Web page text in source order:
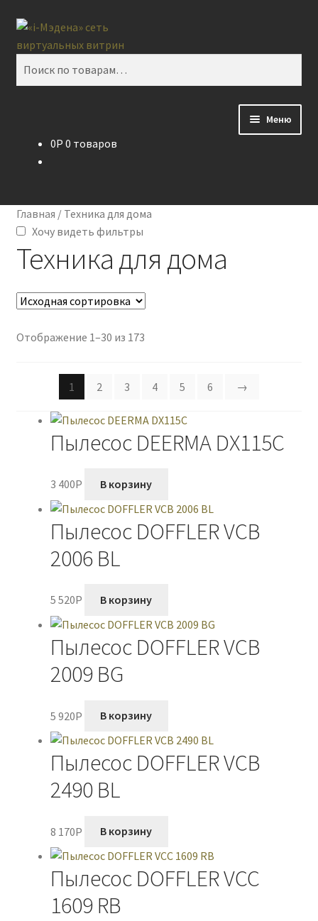
Перейти
к
Перейти
к
Поиск
Меню
Контакты
0P 0 товаров
Главная / Техника для дома
Хочу видеть фильтры
Техника для дома
Отображение 1–30 из 173
1 2 3 4 5 6 →
Пылесос DEERMA DX115C
3 400P В корзину
Пылесос DOFFLER VCB
2006 BL
5 520P В корзину
Пылесос DOFFLER VCB
2009 BG
5 920P В корзину
Пылесос DOFFLER VCB
2490 BL
8 170P В корзину
Пылесос DOFFLER VCC
1609 RB